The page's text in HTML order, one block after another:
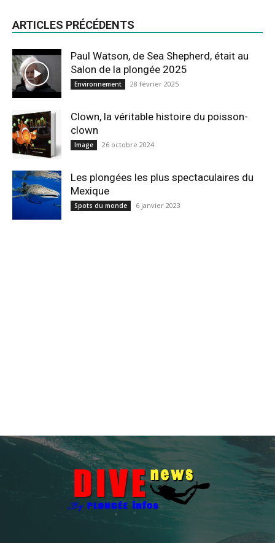
ARTICLES PRÉCÉDENTS
Paul Watson, de Sea Shepherd, était au
Salon de la plongée 2025
Environnement 28 février 2025
Clown, la véritable histoire du poisson-
clown
Image 26 octobre 2024
Les plongées les plus spectaculaires du
Mexique
Spots du monde 6 janvier 2023